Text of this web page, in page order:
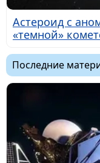
Астероид с
«темной»
Последние